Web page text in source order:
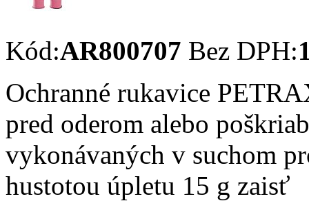
Kód:AR800707 Bez DPH:
Ochranné rukavice
pred oderom alebo
vykonávaných v suchom
hustotou úpletu 15 g zaisť